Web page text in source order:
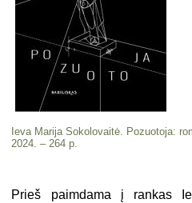
Ieva Marija Sokolovaitė. Pozuotoja:
2024. – 264 p.
Prieš paimdama į rankas